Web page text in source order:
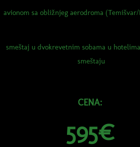
avionom sa obližnjeg aerodroma
smeštaj u dvokrevetnim sobama u
smeštaju
CENA:
595€